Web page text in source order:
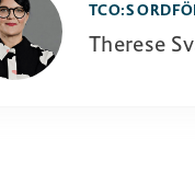
TCO:S
Therese